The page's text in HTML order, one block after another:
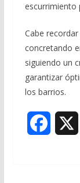
escurrimiento
Cabe
concretando
siguiendo un
garantizar
los barrios.